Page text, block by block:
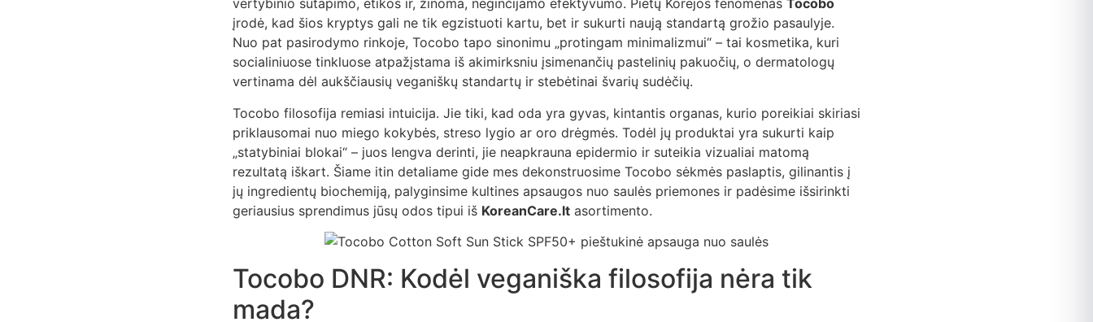
vertybinio sutapimo, etikos ir, žinoma, neginčijamo efektyvumo. Pietų Korėjos fenomenas Tocobo
įrodė, kad šios kryptys gali ne tik egzistuoti kartu, bet ir sukurti naują standartą grožio pasaulyje.
Nuo pat pasirodymo rinkoje, Tocobo tapo sinonimu „protingam minimalizmui“ – tai kosmetika, kuri
socialiniuose tinkluose atpažįstama iš akimirksniu įsimenančių pastelinių pakuočių, o dermatologų
vertinama dėl aukščiausių veganiškų standartų ir stebėtinai švarių sudėčių.
Tocobo filosofija remiasi intuicija. Jie tiki, kad oda yra gyvas, kintantis organas, kurio poreikiai skiriasi
priklausomai nuo miego kokybės, streso lygio ar oro drėgmės. Todėl jų produktai yra sukurti kaip
„statybiniai blokai“ – juos lengva derinti, jie neapkrauna epidermio ir suteikia vizualiai matomą
rezultatą iškart. Šiame itin detaliame gide mes dekonstruosime Tocobo sėkmės paslaptis, gilinantis į
jų ingredientų biochemiją, palyginsime kultines apsaugos nuo saulės priemones ir padėsime išsirinkti
geriausius sprendimus jūsų odos tipui iš KoreanCare.lt asortimento.
Tocobo DNR: Kodėl veganiška filosofija nėra tik
mada?